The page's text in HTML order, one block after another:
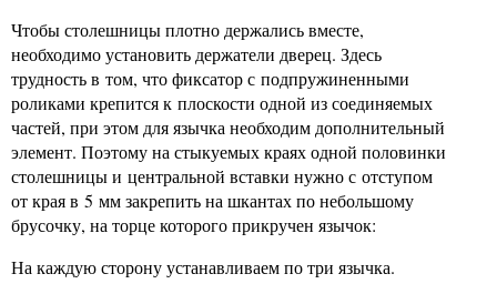
Чтобы столешницы плотно держались вместе,
необходимо установить держатели дверец. Здесь
трудность в том, что фиксатор с подпружиненными
роликами крепится к плоскости одной из соединяемых
частей, при этом для язычка необходим дополнительный
элемент. Поэтому на стыкуемых краях одной половинки
столешницы и центральной вставки нужно с отступом
от края в 5 мм закрепить на шкантах по небольшому
брусочку, на торце которого прикручен язычок:
На каждую сторону устанавливаем по три язычка.